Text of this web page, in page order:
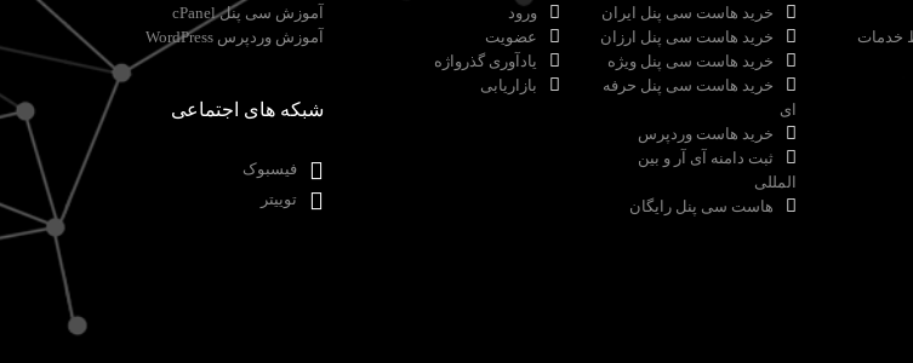
خدمات
خرید هاست سی پنل ایران
خرید هاست سی پنل ارزان
خرید هاست سی پنل ویژه
خرید هاست سی پنل حرفه
ای
خرید هاست وردپرس
ثبت دامنه آی آر و بین
المللی
هاست سی پنل رایگان
ورود
عضویت
یادآوری گذرواژه
بازاریابی
آموزش سی پنل cPanel
آموزش وردپرس WordPress
شبکه های اجتماعی
فیسبوک
توییتر